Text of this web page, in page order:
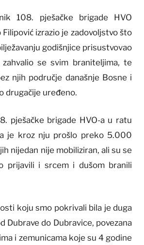
108. pješačke brigade HVO
Filipović izrazio je zadovoljstvo što
godišnjice prisustvovao
se svim braniteljima, te
njih područje današnje Bosne i
drugačije uređeno.
pješačke brigade HVO-a u ratu
je kroz nju prošlo preko 5.000
nijedan nije mobiliziran, ali su se
prijavili i srcem i dušom branili
koju smo pokrivali bila je duga
Dubrave do Dubravice, povezana
i zemunicama koje su 4 godine